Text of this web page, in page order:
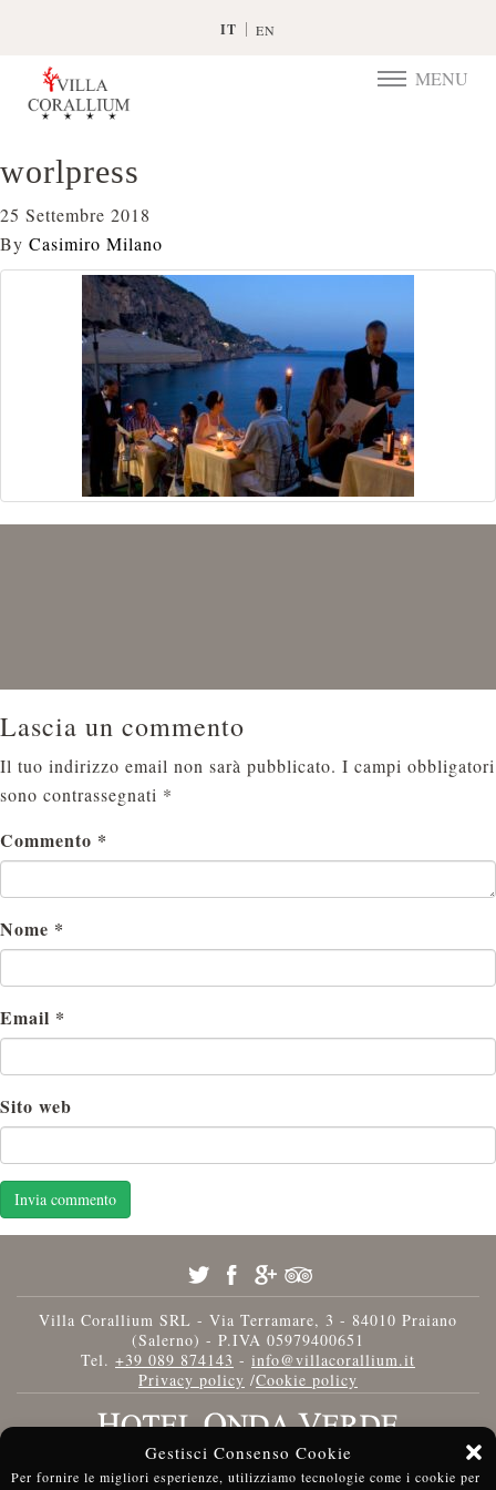
Gestisci Consenso Cookie
Per fornire le migliori esperienze, utilizziamo tecnologie come i cookie per
IT EN
TOGGLE
MENU
worlpress
25 Settembre 2018
By Casimiro Milano
Lascia un commento
Il tuo indirizzo email non sarà pubblicato. I campi obbligatori
sono contrassegnati *
Commento *
Nome *
Email *
Sito web
Villa Corallium SRL - Via Terramare, 3 - 84010 Praiano
(Salerno) - P.IVA 05979400651
Tel. +39 089 874143 - info@villacorallium.it
Privacy policy /Cookie policy